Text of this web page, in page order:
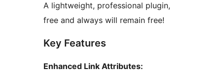
A lightweight, professional plugin,
free and always will remain free!
Key Features
Enhanced Link Attributes: